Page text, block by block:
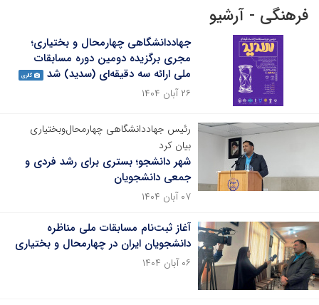
فرهنگی - آرشیو
جهاددانشگاهی چهارمحال و بختیاری؛
مجری برگزیده دومین دوره مسابقات
ملی ارائه سه دقیقه‌ای (سدید) شد
گالری
۲۶ آبان ۱۴۰۴
رئیس جهاددانشگاهی چهارمحال‌و‌بختیاری
بیان کرد
شهر دانشجو؛ بستری برای رشد فردی و
جمعی دانشجویان
۰۷ آبان ۱۴۰۴
آغاز ثبت‌نام مسابقات ملی مناظره
دانشجویان ایران در چهارمحال و بختیاری
۰۶ آبان ۱۴۰۴